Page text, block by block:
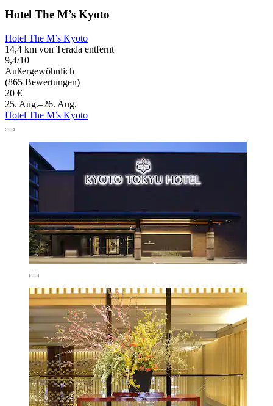
Hotel The M’s Kyoto
Hotel The M’s Kyoto
14,4 km von Terada entfernt
9,4/10
Außergewöhnlich
(865 Bewertungen)
20 €
25. Aug.–26. Aug.
Hotel The M’s Kyoto